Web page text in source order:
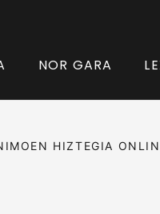
NOR GARA
HIZTEGIA